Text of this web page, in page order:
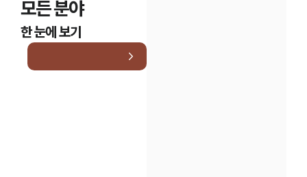
인재채용
만화로 보는 사례
모든 분야
한 눈에 보기